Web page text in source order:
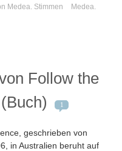
Medea. Stimmen
Medea.
Follow the
1
geschrieben von
in Australien beruht auf